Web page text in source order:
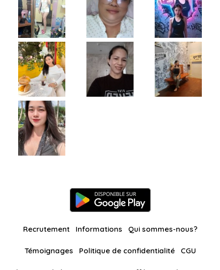
Recrutement Informations Qui sommes-nous?
Témoignages Politique de confidentialité CGU